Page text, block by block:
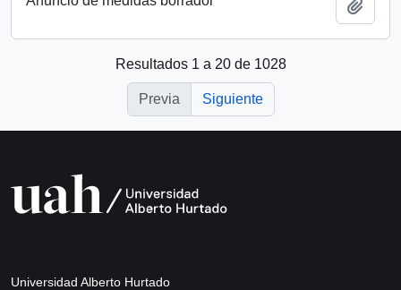
Resultados 1 a 20 de 1028
Previa Siguiente
Universidad Alberto Hurtado